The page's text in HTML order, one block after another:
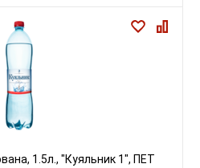
1.5л., "Куяльник 1", ПЕТ